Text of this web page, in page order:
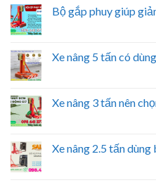
Bộ gắp phuy giúp
Xe nâng 5 tấn có
Xe nâng 3 tấn nên
Xe nâng 2.5 tấn dùng